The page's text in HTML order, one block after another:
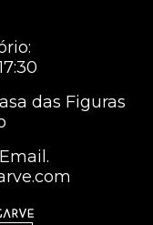
das Figuras
Email.